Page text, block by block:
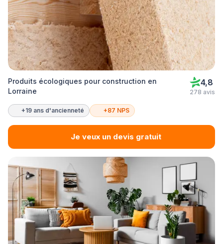
Produits écologiques pour construction en
Lorraine
4,8
278 avis
+19 ans d'ancienneté +87 NPS
Je veux un devis gratuit